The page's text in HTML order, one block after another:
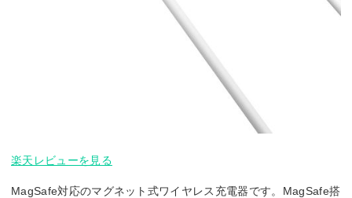
楽天レビューを見る
MagSafe対応のマグネット式ワイヤレス充電器です。MagSafe搭